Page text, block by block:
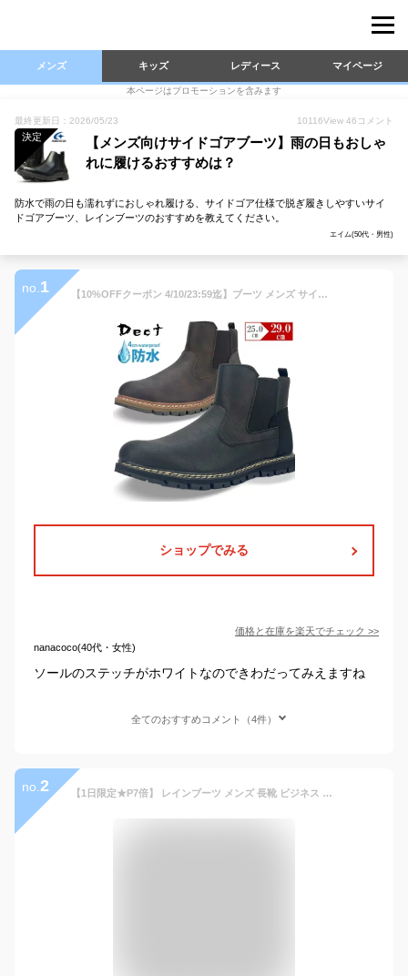
メンズ キッズ レディース マイページ
本ページはプロモーションを含みます
最終更新日：2026/05/23 10116View 46 コメント
決定
【メンズ向けサイドゴアブーツ】雨の日もおしゃ
れに履けるおすすめは？
防水で雨の日も濡れずにおしゃれ履ける、サイドゴア仕様で脱ぎ履きしやすいサイ
ドゴアブーツ、レインブーツのおすすめを教えてください。
エイム(50代・男性)
no. 1 【10%OFFクーポン 4/10/23:59迄】ブーツ メンズ サイドゴアブーツ スノーブーツ スノーシューズ ショートブーツ ビジネス 防水 防寒 防滑 長靴 雨 雪 大きいサイズ 29cm迄 おしゃれ メンズシューズ 紳士靴 靴靴パワー
ショップでみる
価格と在庫を楽天でチェック >>
nanacoco(40代・女性)
ソールのステッチがホワイトなのできわだってみえますね
全てのおすすめコメント（4件）
no. 2 【1日限定★P7倍】 レインブーツ メンズ 長靴 ビジネス ブーツ 防水 完全防水 厚底 大きいサイズ 黒 ブラック ショート サイドゴアブーツ サイドゴア 梅雨 おしゃれ 雨 ファイブスター Five Star FS-900 Wood Way G-3334 父の日 ギフト レインシューズ